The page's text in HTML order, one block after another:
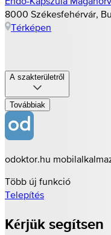
8000 Székesfehérvár,
Térképen
A szakterületről
Továbbiak
odoktor.hu
Több új funkció
Telepítés
Kérjük segítsen